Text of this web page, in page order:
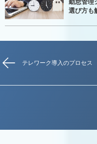
勤怠管理
選び方も
テレワーク導入のプロセス